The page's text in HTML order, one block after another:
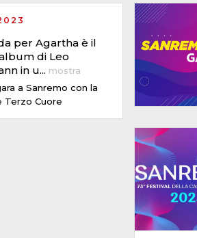
per Agartha è il
di Leo
in u... mostra
a Sanremo con la
Terzo Cuore